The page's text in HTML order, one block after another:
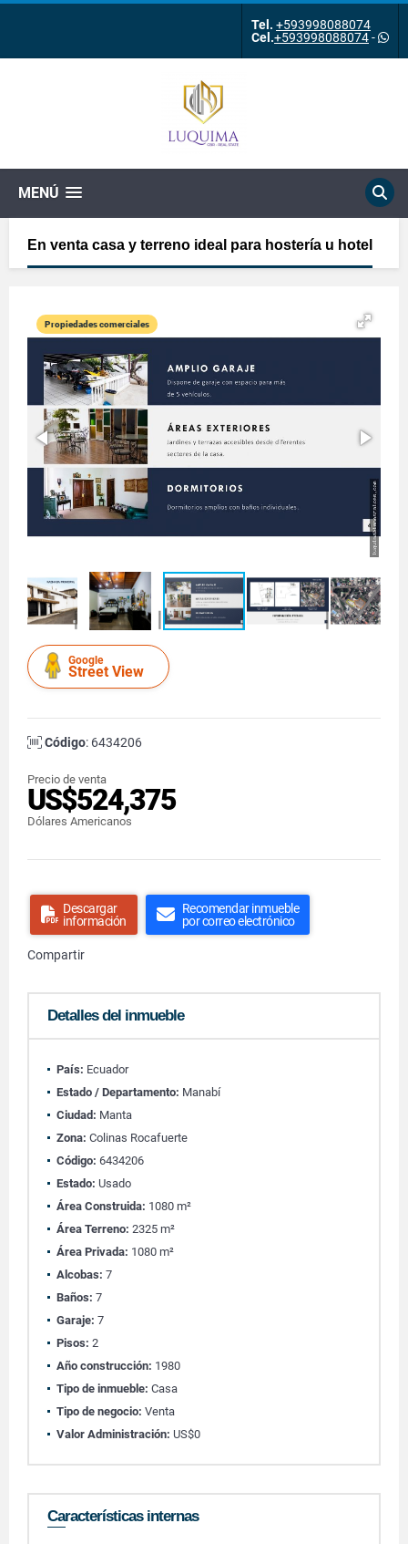
Tel. +593998088074
Cel.+593998088074-
MENÚ
En venta casa y terreno ideal para hostería u hotel
Propiedades comerciales
Google
Street View
Código: 6434206
Precio de venta
US$524,375
Dólares Americanos
Descargar
información
Recomendar inmueble
por correo electrónico
Compartir
Detalles del inmueble
País: Ecuador
Estado / Departamento: Manabí
Ciudad: Manta
Zona: Colinas Rocafuerte
Código: 6434206
Estado: Usado
Área Construida: 1080 m²
Área Terreno: 2325 m²
Área Privada: 1080 m²
Alcobas: 7
Baños: 7
Garaje: 7
Pisos: 2
Año construcción: 1980
Tipo de inmueble: Casa
Tipo de negocio: Venta
Valor Administración: US$0
Características internas